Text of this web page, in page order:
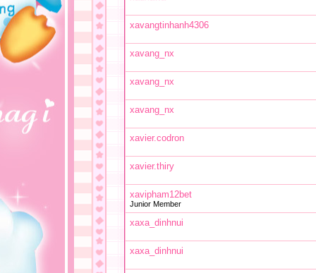
xavangtinhanh4306
xavang_nx
xavang_nx
xavang_nx
xavier.codron
xavier.thiry
xavipham12bet
Junior Member
xaxa_dinhnui
xaxa_dinhnui